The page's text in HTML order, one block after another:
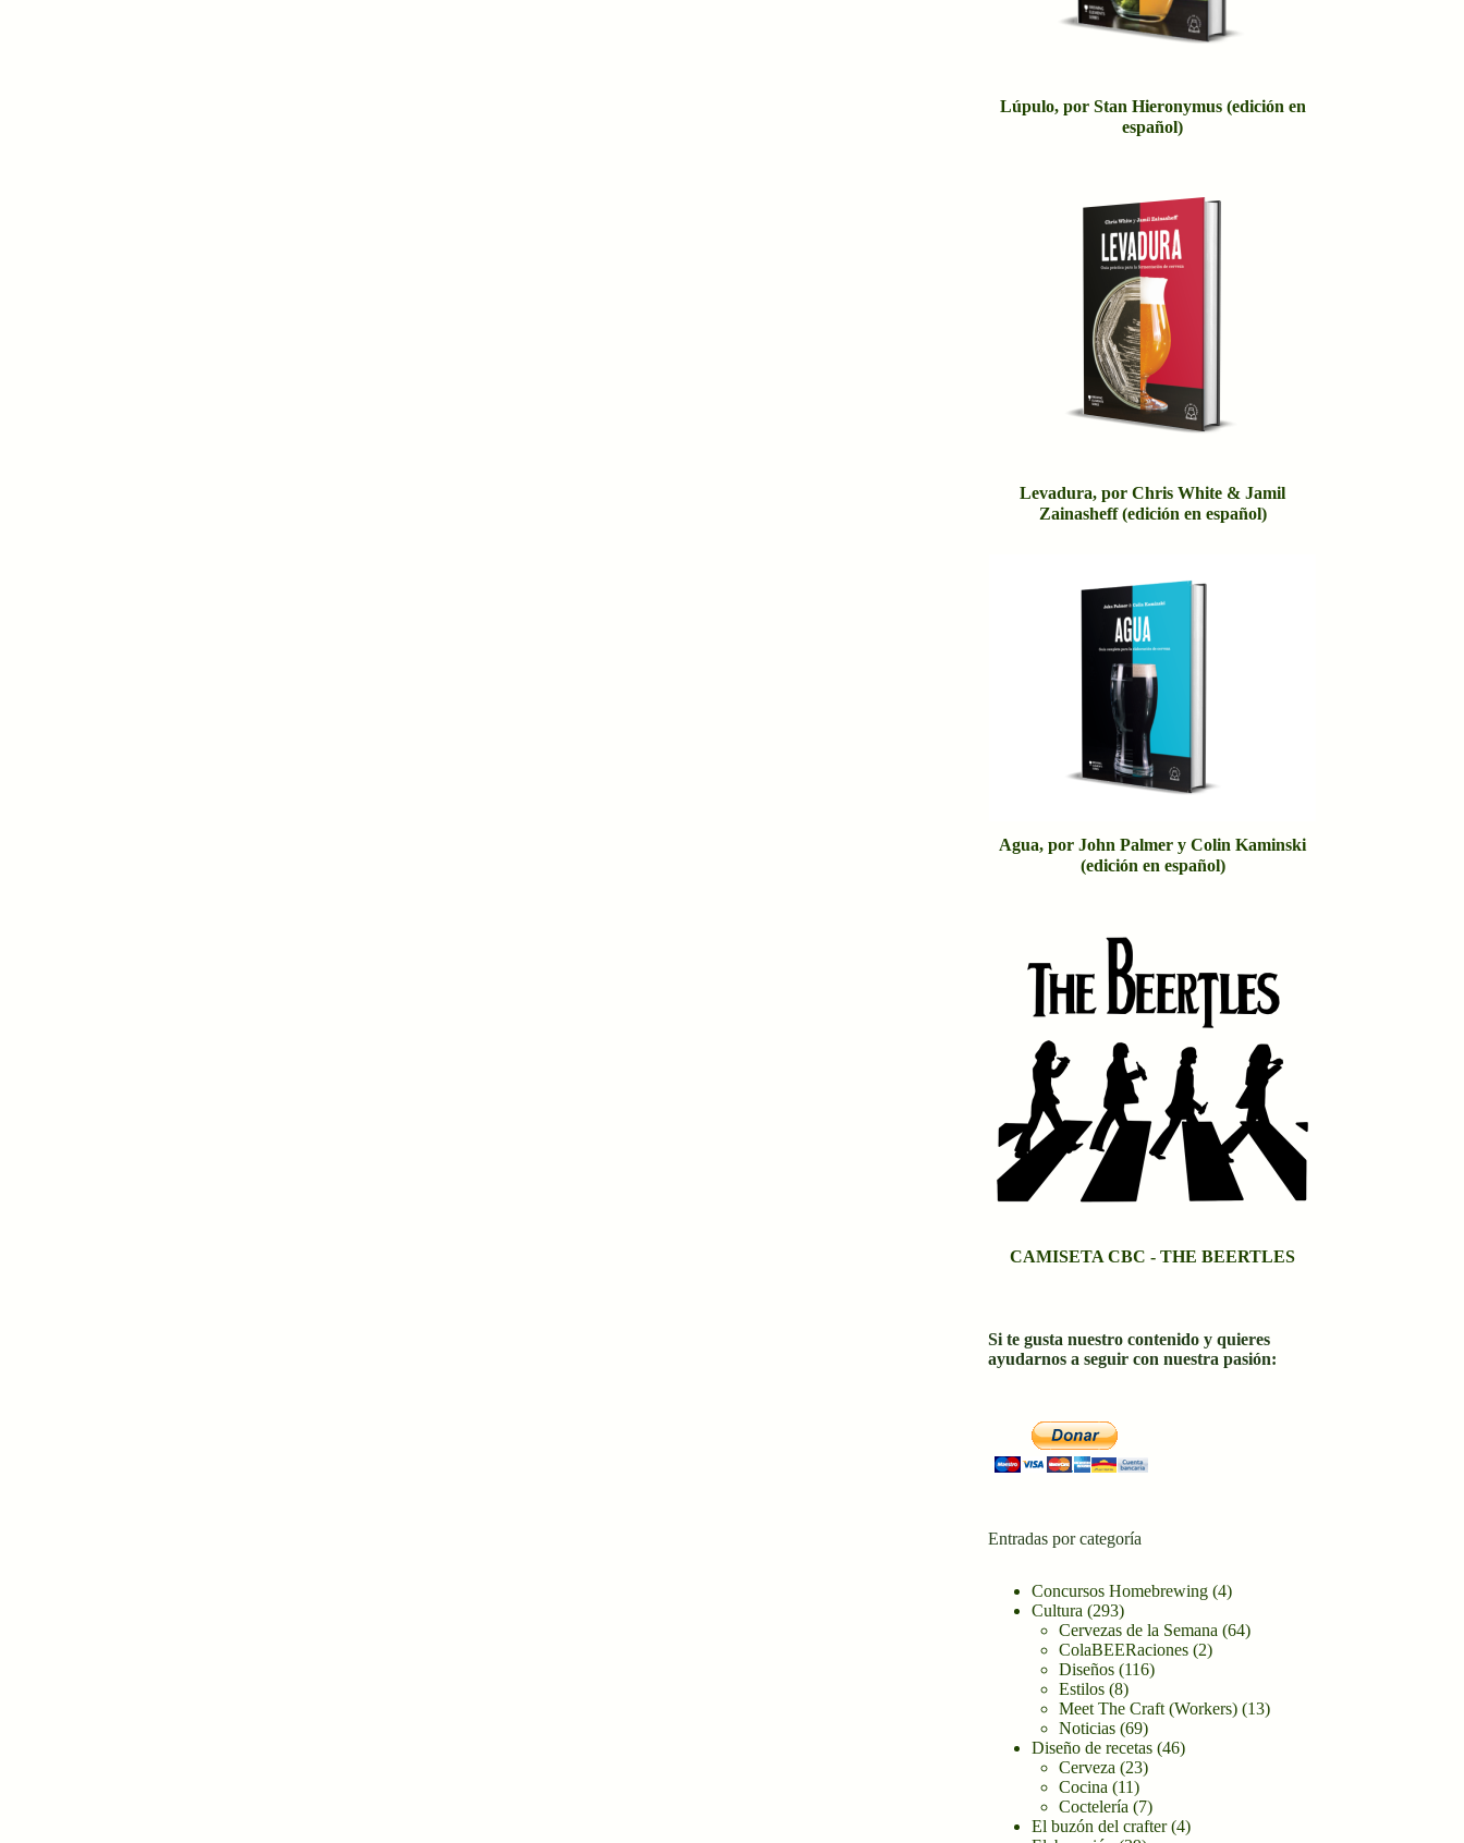
Lúpulo, por Stan Hieronymus (edición en
español)
Levadura, por Chris White & Jamil
Zainasheff (edición en español)
Agua, por John Palmer y Colin Kaminski
(edición en español)
CAMISETA CBC - THE BEERTLES
Si te gusta nuestro contenido y quieres
ayudarnos a seguir con nuestra pasión:
Entradas por categoría
Concursos Homebrewing (4)
Cultura (293)
Cervezas de la Semana (64)
ColaBEERaciones (2)
Diseños (116)
Estilos (8)
Meet The Craft (Workers) (13)
Noticias (69)
Diseño de recetas (46)
Cerveza (23)
Cocina (11)
Coctelería (7)
El buzón del crafter(4)